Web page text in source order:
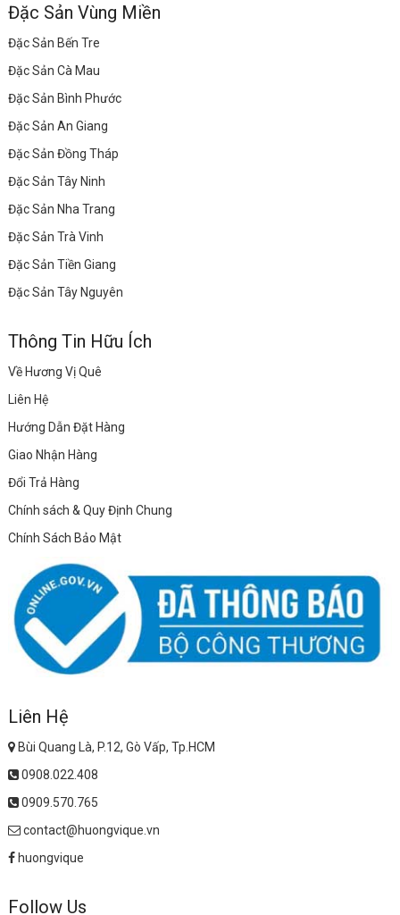
Đặc Sản Vùng Miền
Đặc Sản Bến Tre
Đặc Sản Cà Mau
Đặc Sản Bình Phước
Đặc Sản An Giang
Đặc Sản Đồng Tháp
Đặc Sản Tây Ninh
Đặc Sản Nha Trang
Đặc Sản Trà Vinh
Đặc Sản Tiền Giang
Đặc Sản Tây Nguyên
Thông Tin Hữu Ích
Về Hương Vị Quê
Liên Hệ
Hướng Dẫn Đặt Hàng
Giao Nhận Hàng
Đổi Trả Hàng
Chính sách & Quy Định Chung
Chính Sách Bảo Mật
Liên Hệ
Bùi Quang Là, P.12, Gò Vấp, Tp.HCM
0908.022.408
0909.570.765
contact@huongvique.vn
huongvique
Follow Us